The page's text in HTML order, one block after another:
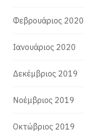
Φεβρουάριος 2020
Ιανουάριος 2020
Δεκέμβριος 2019
Νοέμβριος 2019
Οκτώβριος 2019